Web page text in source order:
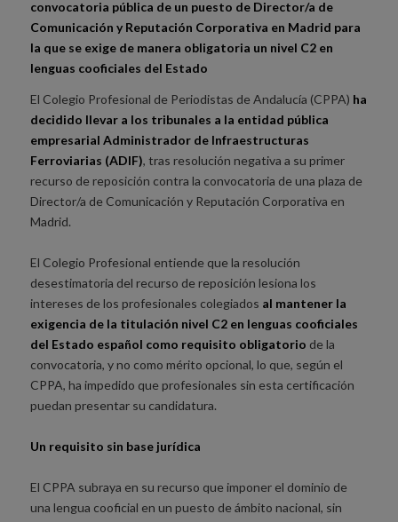
convocatoria pública de un puesto de Director/a de
Comunicación y Reputación Corporativa en Madrid para
la que se exige de manera obligatoria un nivel C2 en
lenguas cooficiales del Estado
El Colegio Profesional de Periodistas de Andalucía (CPPA) ha
decidido llevar a los tribunales a la entidad pública
empresarial Administrador de Infraestructuras
Ferroviarias (ADIF), tras resolución negativa a su primer
recurso de reposición contra la convocatoria de una plaza de
Director/a de Comunicación y Reputación Corporativa en
Madrid.
El Colegio Profesional entiende que la resolución
desestimatoria del recurso de reposición lesiona los
intereses de los profesionales colegiados al mantener la
exigencia de la titulación nivel C2 en lenguas cooficiales
del Estado español como requisito obligatorio de la
convocatoria, y no como mérito opcional, lo que, según el
CPPA, ha impedido que profesionales sin esta certificación
puedan presentar su candidatura.
Un requisito sin base jurídica
El CPPA subraya en su recurso que imponer el dominio de
una lengua cooficial en un puesto de ámbito nacional, sin